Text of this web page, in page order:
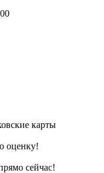
карты
оценку!
сейчас!